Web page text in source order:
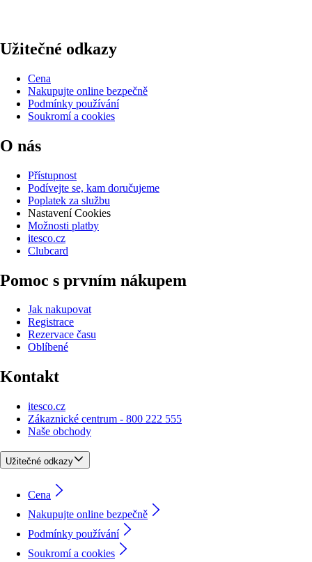
Užitečné odkazy
Cena
Nakupujte online bezpečně
Podmínky používání
Soukromí a cookies
O nás
Přístupnost
Podívejte se, kam doručujeme
Poplatek za službu
Nastavení Cookies
Možnosti platby
itesco.cz
Clubcard
Pomoc s prvním nákupem
Jak nakupovat
Registrace
Rezervace času
Oblíbené
Kontakt
itesco.cz
Zákaznické centrum - 800 222 555
Naše obchody
Užitečné odkazy
Cena
Nakupujte online bezpečně
Podmínky používání
Soukromí a cookies